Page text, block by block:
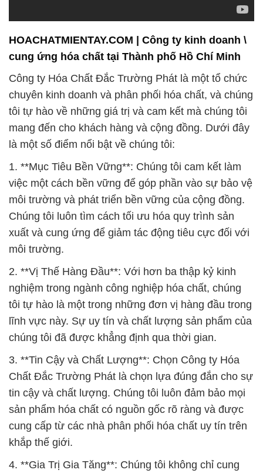
HOACHATMIENTAY.COM | Công ty kinh doanh \
cung ứng hóa chất tại Thành phố Hồ Chí Minh
Công ty Hóa Chất Đắc Trường Phát là một tổ chức
chuyên kinh doanh và phân phối hóa chất, và chúng
tôi tự hào về những giá trị và cam kết mà chúng tôi
mang đến cho khách hàng và cộng đồng. Dưới đây
là một số điểm nổi bật về chúng tôi:
1. **Mục Tiêu Bền Vững**: Chúng tôi cam kết làm
việc một cách bền vững để góp phần vào sự bảo vệ
môi trường và phát triển bền vững của cộng đồng.
Chúng tôi luôn tìm cách tối ưu hóa quy trình sản
xuất và cung ứng để giảm tác động tiêu cực đối với
môi trường.
2. **Vị Thế Hàng Đầu**: Với hơn ba thập kỷ kinh
nghiệm trong ngành công nghiệp hóa chất, chúng
tôi tự hào là một trong những đơn vị hàng đầu trong
lĩnh vực này. Sự uy tín và chất lượng sản phẩm của
chúng tôi đã được khẳng định qua thời gian.
3. **Tin Cậy và Chất Lượng**: Chọn Công ty Hóa
Chất Đắc Trường Phát là chọn lựa đúng đắn cho sự
tin cậy và chất lượng. Chúng tôi luôn đảm bảo mọi
sản phẩm hóa chất có nguồn gốc rõ ràng và được
cung cấp từ các nhà phân phối hóa chất uy tín trên
khắp thế giới.
4. **Gia Trị Gia Tăng**: Chúng tôi không chỉ cung